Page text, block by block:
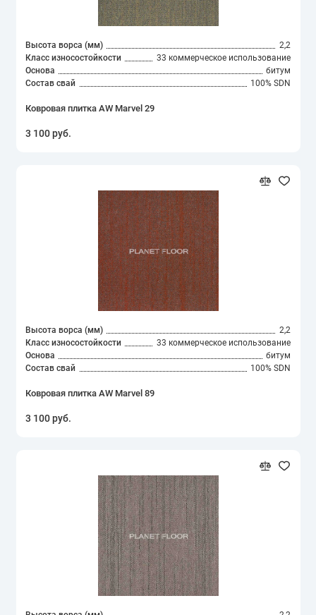
Высота ворса (мм)
2,2
Класс износостойкости
33 коммерческое использование
Основа
битум
Состав свай
100% SDN
Ковровая плитка AW Marvel 29
3 100 руб.
Высота ворса (мм)
2,2
Класс износостойкости
33 коммерческое использование
Основа
битум
Состав свай
100% SDN
Ковровая плитка AW Marvel 89
3 100 руб.